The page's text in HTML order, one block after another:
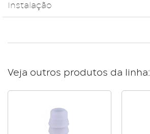
Instalação
Veja outros produtos da linha: